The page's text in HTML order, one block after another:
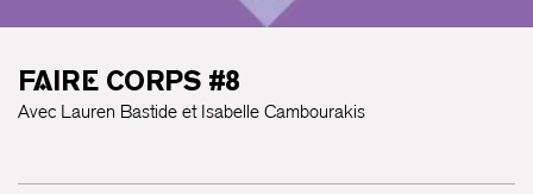
FAIRE CORPS #8
Avec Lauren Bastide et Isabelle Cambourakis